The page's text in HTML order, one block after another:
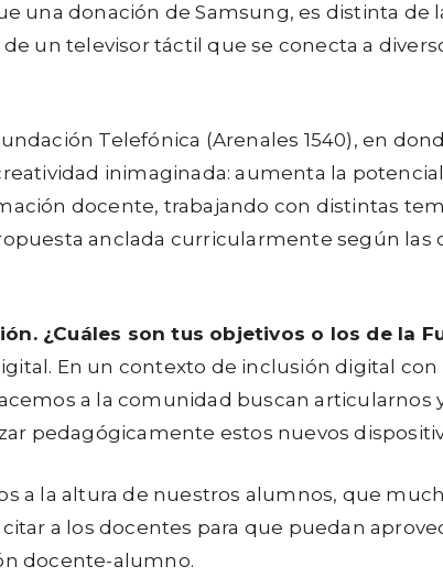
una donación de Samsung, es distinta
un televisor táctil que se conecta a
Telefónica (Arenales 1540), en
inimaginada: aumenta la
docente, trabajando con distintas
anclada curricularmente según
¿Cuáles son tus objetivos o los de la
En un contexto de inclusión digital
a la comunidad buscan
pedagógicamente estos nuevos
a la altura de nuestros alumnos, que
a los docentes para que puedan
docente-alumno.